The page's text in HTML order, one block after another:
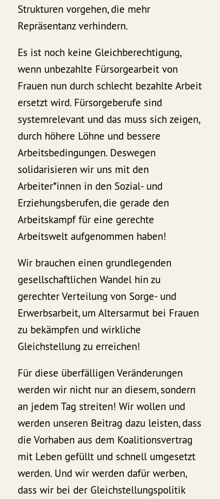
Strukturen vorgehen, die mehr
Repräsentanz verhindern.
Es ist noch keine Gleichberechtigung,
wenn unbezahlte Fürsorgearbeit von
Frauen nun durch schlecht bezahlte Arbeit
ersetzt wird. Fürsorgeberufe sind
systemrelevant und das muss sich zeigen,
durch höhere Löhne und bessere
Arbeitsbedingungen. Deswegen
solidarisieren wir uns mit den
Arbeiter*innen in den Sozial- und
Erziehungsberufen, die gerade den
Arbeitskampf für eine gerechte
Arbeitswelt aufgenommen haben!
Wir brauchen einen grundlegenden
gesellschaftlichen Wandel hin zu
gerechter Verteilung von Sorge- und
Erwerbsarbeit, um Altersarmut bei Frauen
zu bekämpfen und wirkliche
Gleichstellung zu erreichen!
Für diese überfälligen Veränderungen
werden wir nicht nur an diesem, sondern
an jedem Tag streiten! Wir wollen und
werden unseren Beitrag dazu leisten, dass
die Vorhaben aus dem Koalitionsvertrag
mit Leben gefüllt und schnell umgesetzt
werden. Und wir werden dafür werben,
dass wir bei der Gleichstellungspolitik